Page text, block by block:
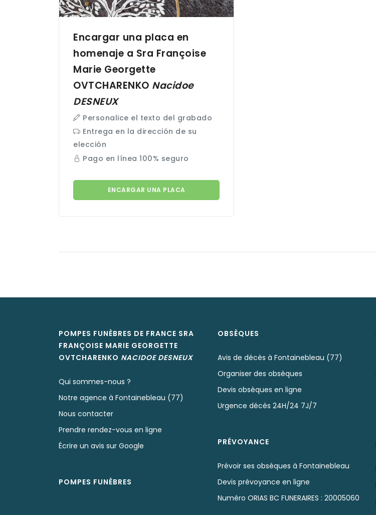
Encargar una placa en
homenaje a Sra Françoise
Marie Georgette
OVTCHARENKO Nacidoe
DESNEUX
Personalice el texto del grabado
Entrega en la dirección de su
elección
Pago en línea 100% seguro
ENCARGAR UNA PLACA
POMPES FUNÈBRES DE FRANCE SRA
FRANÇOISE MARIE GEORGETTE
OVTCHARENKO NACIDOE DESNEUX
Qui sommes-nous ?
Notre agence à Fontainebleau (77)
Nous contacter
Prendre rendez-vous en ligne
Écrire un avis sur Google
POMPES FUNÈBRES
OBSÈQUES
Avis de décès à Fontainebleau (77)
Organiser des obsèques
Devis obsèques en ligne
Urgence décès 24H/24 7J/7
PRÉVOYANCE
Prévoir ses obsèques à Fontainebleau
Devis prévoyance en ligne
Numéro ORIAS BC FUNERAIRES : 20005060